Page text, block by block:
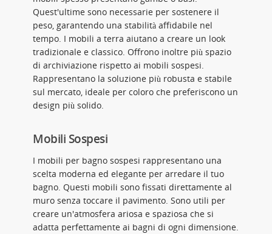
Quest'ultime sono necessarie per sostenere il
peso, garantendo una stabilità affidabile nel
tempo. I mobili a terra aiutano a creare un look
tradizionale e classico. Offrono inoltre più spazio
di archiviazione rispetto ai mobili sospesi.
Rappresentano la soluzione più robusta e stabile
sul mercato, ideale per coloro che preferiscono un
design più solido.
Mobili Sospesi
I mobili per bagno sospesi rappresentano una
scelta moderna ed elegante per arredare il tuo
bagno. Questi mobili sono fissati direttamente al
muro senza toccare il pavimento. Sono utili per
creare un'atmosfera ariosa e spaziosa che si
adatta perfettamente ai bagni di ogni dimensione.